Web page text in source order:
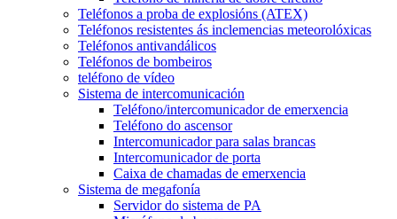
Teléfonos a proba de explosións (ATEX)
Teléfonos resistentes ás inclemencias meteorolóxicas
Teléfonos antivandálicos
Teléfonos de bombeiros
teléfono de vídeo
Sistema de intercomunicación
Teléfono/intercomunicador de emerxencia
Teléfono do ascensor
Intercomunicador para salas brancas
Intercomunicador de porta
Caixa de chamadas de emerxencia
Sistema de megafonía
Servidor do sistema de PA